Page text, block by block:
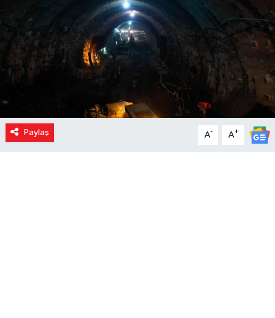
Paylaş A- A+